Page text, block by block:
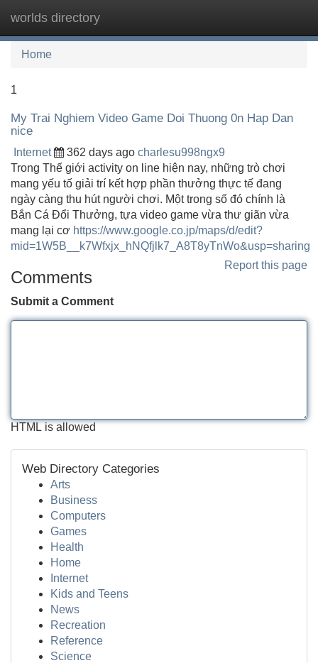
worlds directory
Home
1
My Trai Nghiem Video Game Doi Thuong 0n Hap Dan
nice
Internet 362 days ago charlesu998ngx9
Trong Thế giới activity on line hiện nay, những trò chơi
mang yếu tố giải trí kết hợp phần thưởng thực tế đang
ngày càng thu hút người chơi. Một trong số đó chính là
Bắn Cá Đổi Thưởng, tựa video game vừa thư giãn vừa
mang lại cơ https://www.google.co.jp/maps/d/edit?
mid=1W5B__k7Wfxjx_hNQfjlk7_A8T8yTnWo&usp=sharing
Report this page
Comments
Submit a Comment
HTML is allowed
Web Directory Categories
Arts
Business
Computers
Games
Health
Home
Internet
Kids and Teens
News
Recreation
Reference
Science